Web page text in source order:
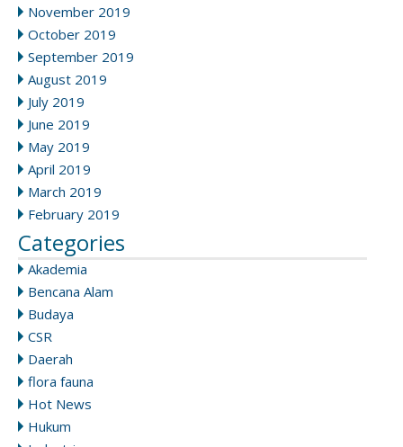
November 2019
October 2019
September 2019
August 2019
July 2019
June 2019
May 2019
April 2019
March 2019
February 2019
Categories
Akademia
Bencana Alam
Budaya
CSR
Daerah
flora fauna
Hot News
Hukum